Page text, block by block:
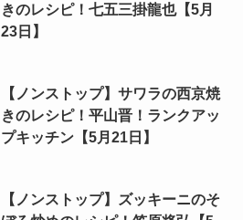
きのレシピ！七五三掛龍也【5月
23日】
【ノンストップ】サワラの西京焼
きのレシピ！平山晋！ランクアッ
プキッチン【5月21日】
【ノンストップ】ズッキーニのそ